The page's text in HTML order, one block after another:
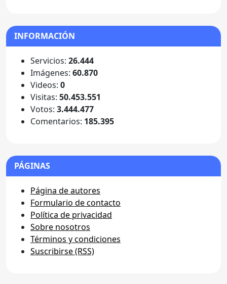
INFORMACIÓN
Servicios: 26.444
Imágenes: 60.870
Videos: 0
Visitas: 50.453.551
Votos: 3.444.477
Comentarios: 185.395
PÁGINAS
Página de autores
Formulario de contacto
Política de privacidad
Sobre nosotros
Términos y condiciones
Suscribirse (RSS)